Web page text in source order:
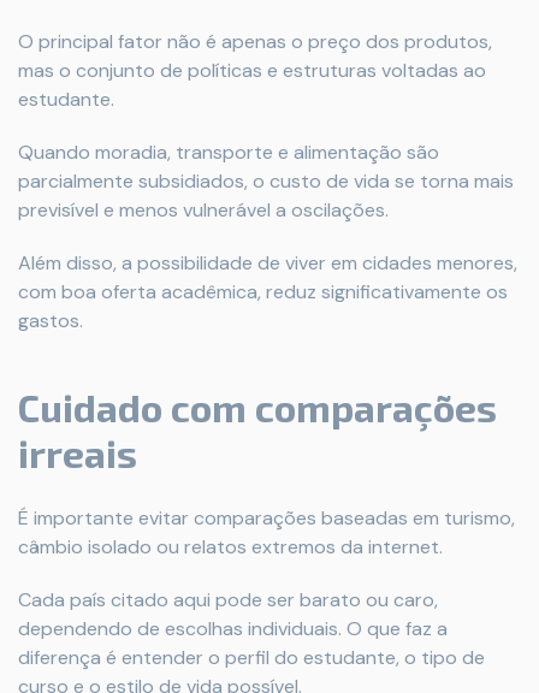
O principal fator não é apenas o preço dos produtos,
mas o conjunto de políticas e estruturas voltadas ao
estudante.
Quando moradia, transporte e alimentação são
parcialmente subsidiados, o custo de vida se torna mais
previsível e menos vulnerável a oscilações.
Além disso, a possibilidade de viver em cidades menores,
com boa oferta acadêmica, reduz significativamente os
gastos.
Cuidado com comparações
irreais
É importante evitar comparações baseadas em turismo,
câmbio isolado ou relatos extremos da internet.
Cada país citado aqui pode ser barato ou caro,
dependendo de escolhas individuais. O que faz a
diferença é entender o perfil do estudante, o tipo de
curso e o estilo de vida possível.